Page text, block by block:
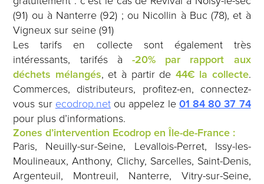
(91) ou à Nanterre (92) ; ou Nicollin à Buc (78), et à
Vigneux sur seine (91)
Les tarifs en collecte sont également très
intéressants, tarifés à -20% par rapport aux
déchets mélangés, et à partir de 44€ la collecte.
Commerces, distributeurs, profitez-en, connectez-
vous sur ecodrop.net ou appelez le01 84 80 37 74
pour plus d’informations.
Zones d’intervention Ecodrop en Île-de-France :
Paris, Neuilly-sur-Seine, Levallois-Perret, Issy-les-
Moulineaux, Anthony, Clichy, Sarcelles, Saint-Denis,
Argenteuil, Montreuil, Nanterre, Vitry-sur-Seine,